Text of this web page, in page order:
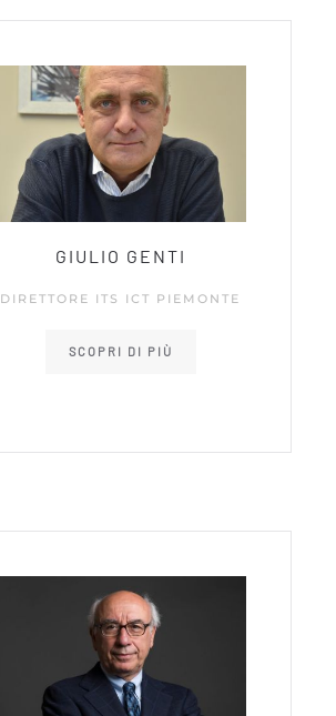
GIULIO GENTI
DIRETTORE ITS ICT PIEMONTE
SCOPRI DI PIÙ